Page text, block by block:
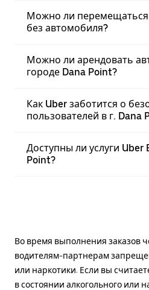
Можно ли перемещаться
без автомобиля?
Можно ли арендовать
городе Dana Point?
Как Uber заботится о
пользователей в г. Dana
Доступны ли услуги Uber
Point?
Во время выполнения заказов
водителям-партнерам
или наркотики. Если вы
в состоянии алкогольного или